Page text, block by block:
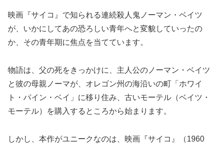
映画『サイコ』で知られる連続殺人鬼ノーマン・ベイツ
が、いかにしてあの恐ろしい青年へと変貌していったの
か、その青年期に焦点を当てています。
物語は、父の死をきっかけに、主人公のノーマン・ベイツ
と彼の母親ノーマが、オレゴン州の海沿いの町「ホワイ
ト・パイン・ベイ」に移り住み、古いモーテル（ベイツ・
モーテル）を購入するところから始まります。
しかし、本作がユニークなのは、映画『サイコ』（1960